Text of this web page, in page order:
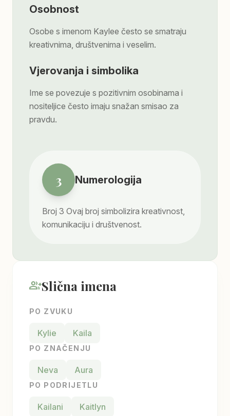
Osobnost
Osobe s imenom Kaylee često se smatraju
kreativnima, društvenima i veselim.
Vjerovanja i simbolika
Ime se povezuje s pozitivnim osobinama i
nositeljice često imaju snažan smisao za
pravdu.
3 Numerologija
Broj 3 Ovaj broj simbolizira kreativnost,
komunikaciju i društvenost.
group_addSlična imena
PO ZVUKU
Kylie Kaila
PO ZNAČENJU
Neva Aura
PO PODRIJETLU
Kailani Kaitlyn